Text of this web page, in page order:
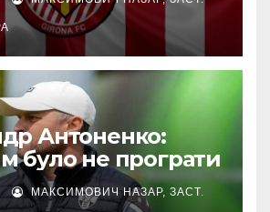
Антоненко:
було не програти
МАКСИМОВИЧ НАЗАР, ЗАСТ.